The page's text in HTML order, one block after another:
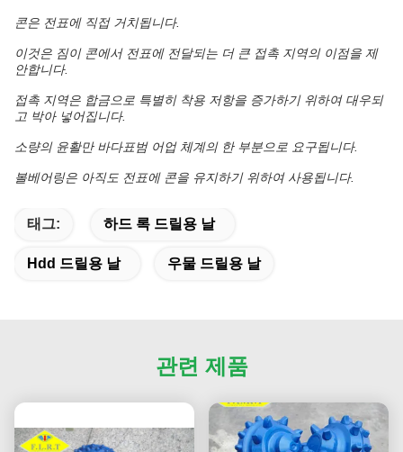
콘은 전표에 직접 거치됩니다.
이것은 짐이 콘에서 전표에 전달되는 더 큰 접촉 지역의 이점을 제
안합니다.
접촉 지역은 합금으로 특별히 착용 저항을 증가하기 위하여 대우되
고 박아 넣어집니다.
소량의 윤활만 바다표범 어업 체계의 한 부분으로 요구됩니다.
볼베어링은 아직도 전표에 콘을 유지하기 위하여 사용됩니다.
태그: 하드 록 드릴용 날
Hdd 드릴용 날 우물 드릴용 날
관련 제품